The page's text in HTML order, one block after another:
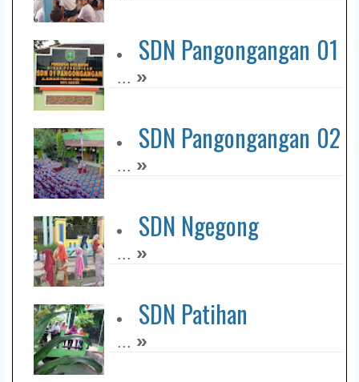
SDN Pangongangan 01
... »
SDN Pangongangan 02
... »
SDN Ngegong
... »
SDN Patihan
... »